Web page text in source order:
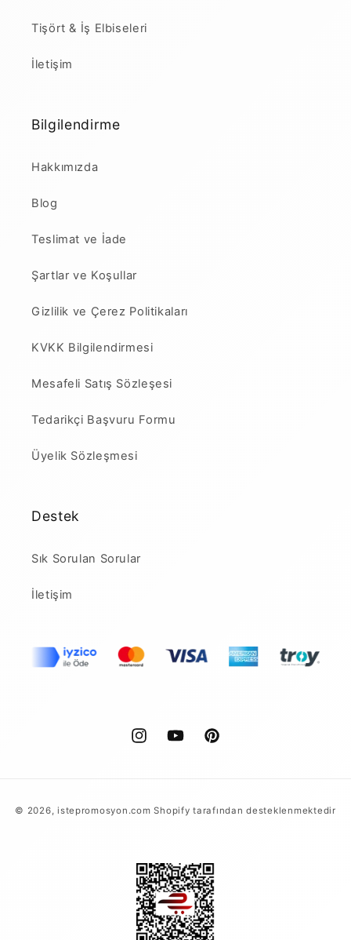
Tişört & İş Elbiseleri
İletişim
Bilgilendirme
Hakkımızda
Blog
Teslimat ve İade
Şartlar ve Koşullar
Gizlilik ve Çerez Politikaları
KVKK Bilgilendirmesi
Mesafeli Satış Sözleşesi
Tedarikçi Başvuru Formu
Üyelik Sözleşmesi
Destek
Sık Sorulan Sorular
İletişim
InstagramYouTubePinterest
© 2026, istepromosyon.com Shopify tarafından desteklenmektedir